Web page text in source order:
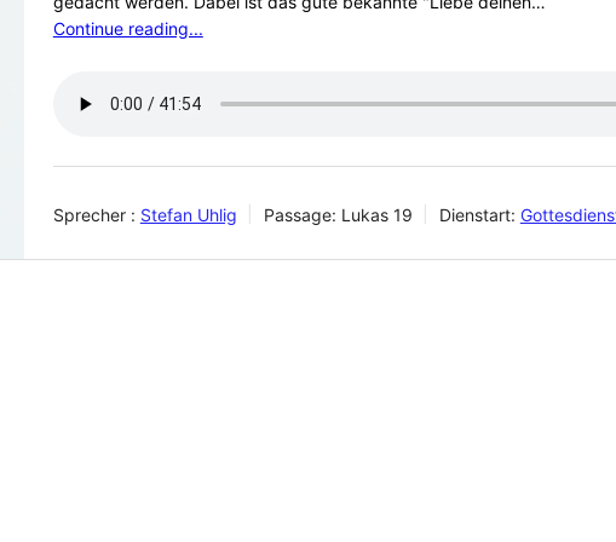
Continue reading...
Sprecher : Stefan Uhlig Passage: Lukas 19 Dienstart: